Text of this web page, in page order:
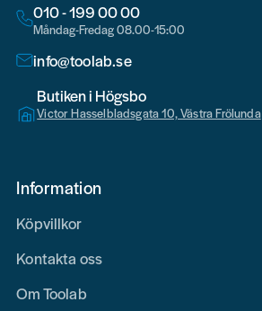
010 - 199 00 00
Måndag-Fredag 08.00-15:00
info@toolab.se
Butiken i Högsbo
Victor Hasselbladsgata 10, Västra Frölunda
Information
Köpvillkor
Kontakta oss
Om Toolab